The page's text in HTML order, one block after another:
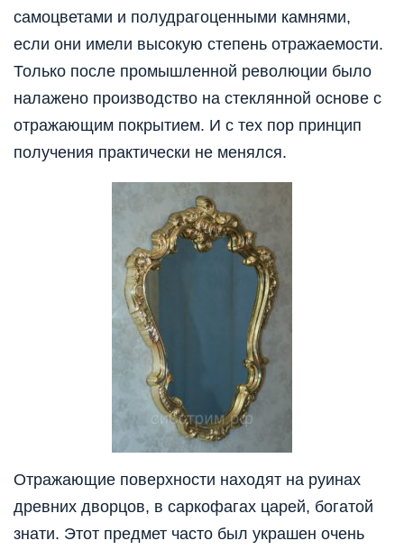
самоцветами и полудрагоценными камнями,
если они имели высокую степень отражаемости.
Только после промышленной революции было
налажено производство на стеклянной основе с
отражающим покрытием. И с тех пор принцип
получения практически не менялся.
Отражающие поверхности находят на руинах
древних дворцов, в саркофагах царей, богатой
знати. Этот предмет часто был украшен очень